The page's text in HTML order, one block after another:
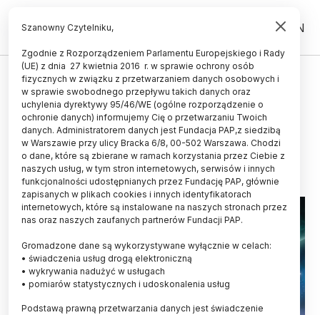
PL EN
ŚWIAT
Nowa mapa pokazuje wpływ
ciemnej materii na kosmos
30.01.2026
aktualizacja: 30.01.2026
3 minuty czytania
Szanowny Czytelniku,
Zgodnie z Rozporządzeniem Parlamentu Europejskiego i Rady
(UE) z dnia 27 kwietnia 2016 r. w sprawie ochrony osób
fizycznych w związku z przetwarzaniem danych osobowych i
w sprawie swobodnego przepływu takich danych oraz
uchylenia dyrektywy 95/46/WE (ogólne rozporządzenie o
ochronie danych) informujemy Cię o przetwarzaniu Twoich
danych. Administratorem danych jest Fundacja PAP,z siedzibą
w Warszawie przy ulicy Bracka 6/8, 00-502 Warszawa. Chodzi
o dane, które są zbierane w ramach korzystania przez Ciebie z
naszych usług, w tym stron internetowych, serwisów i innych
funkcjonalności udostępnianych przez Fundację PAP, głównie
zapisanych w plikach cookies i innych identyfikatorach
internetowych, które są instalowane na naszych stronach przez
nas oraz naszych zaufanych partnerów Fundacji PAP.
Gromadzone dane są wykorzystywane wyłącznie w celach:
• świadczenia usług drogą elektroniczną
• wykrywania nadużyć w usługach
• pomiarów statystycznych i udoskonalenia usług
Podstawą prawną przetwarzania danych jest świadczenie